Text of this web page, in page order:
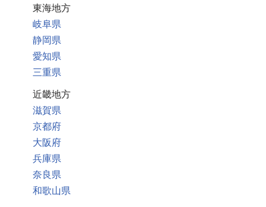
東海地方
岐阜県
静岡県
愛知県
三重県
近畿地方
滋賀県
京都府
大阪府
兵庫県
奈良県
和歌山県